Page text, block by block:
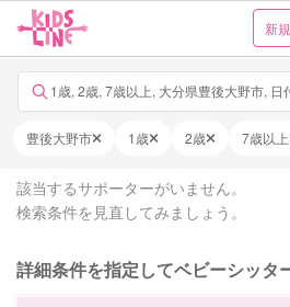
新
1歳, 2歳, 7歳以上, 大分県豊後大野市,
豊後大野市 1歳 2歳 7歳以上
該当するサポーターがいません。
検索条件を見直してみましょう。
詳細条件を指定してベビーシッタ